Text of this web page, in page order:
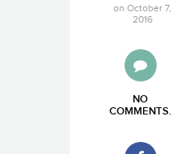
on October 7,
2016
NO
COMMENTS.